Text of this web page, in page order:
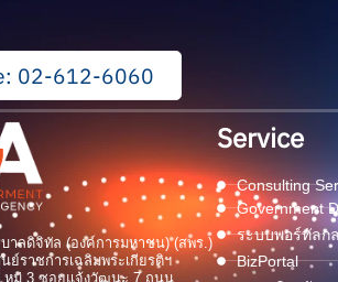
02-612-6060
าลดิจิทัล (องค์การมหาชน) (สพร.)
ย์ราชการเฉลิมพระเกียรติฯ
หมู่ 3 ซอยแจ้งวัฒนะ 7 ถนน
Service
Consulting
Government
ระบบพอร์ทัลก
BizPortal